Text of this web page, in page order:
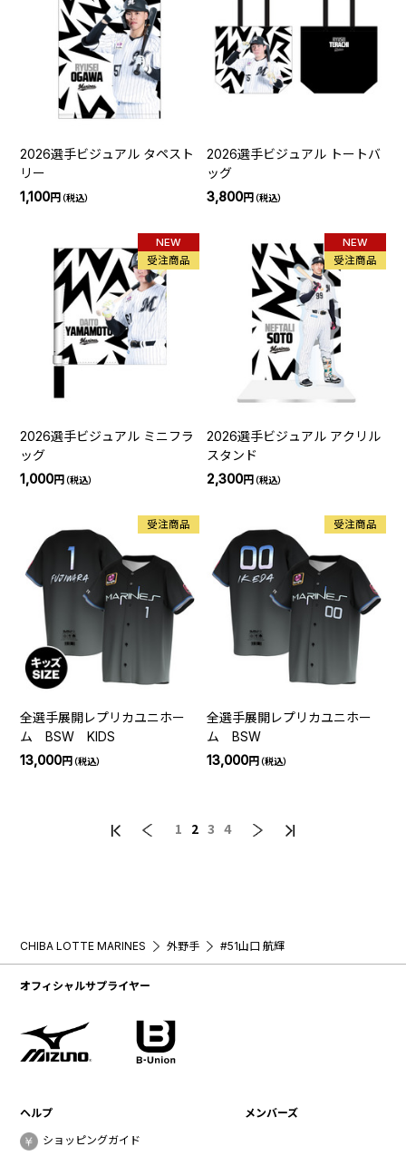
2026選手ビジュアル タペスト
リー
1,100円（税込）
2026選手ビジュアル トートバ
ッグ
3,800円（税込）
NEW
受注商品
2026選手ビジュアル ミニフラ
ッグ
1,000円（税込）
NEW
受注商品
2026選手ビジュアル アクリル
スタンド
2,300円（税込）
受注商品
全選手展開レプリカユニホー
ム BSW KIDS
13,000円（税込）
受注商品
全選手展開レプリカユニホー
ム BSW
13,000円（税込）
1 2 3 4
CHIBA LOTTE MARINES 外野手 #51山口 航輝
オフィシャルサプライヤー
ヘルプ
ショッピングガイド
メンバーズ